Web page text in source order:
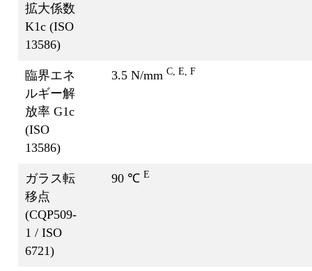
拡大係数
K1c (ISO
13586)
臨界エネ
ルギー解
放率 G1c
(ISO
13586)
3.5 N/mm C, E, F
ガラス転
移点
(CQP509-
1 / ISO
6721)
90 ℃ E